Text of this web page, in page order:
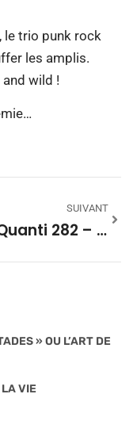
le trio punk rock
les amplis.
wild !
SUIVANT
Tutti Quanti 282 – Faust Par Liszt
» OU L’ART DE
VIE